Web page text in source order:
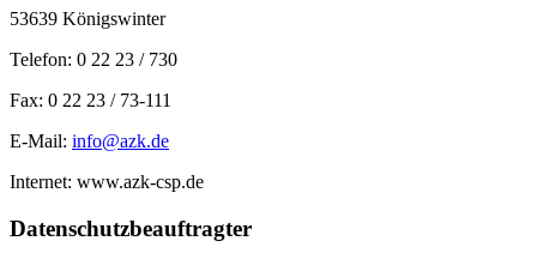
53639 Königswinter
Telefon: 0 22 23 / 730
Fax: 0 22 23 / 73-111
E-Mail: info@azk.de
Internet: www.azk-csp.de
Datenschutzbeauftragter